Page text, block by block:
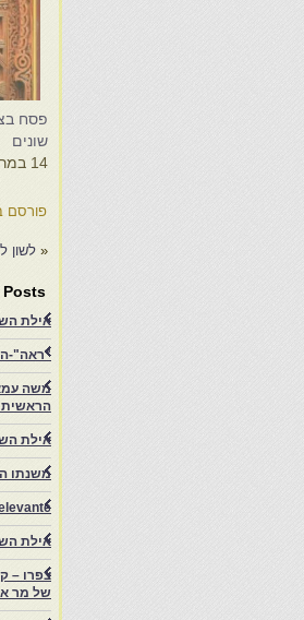
פסח
שונים
14 במרץ 2017
פורסם
« לשון
Posts
אילת
"ראה"-
משה
אילת
משנתו
אילת
של מר